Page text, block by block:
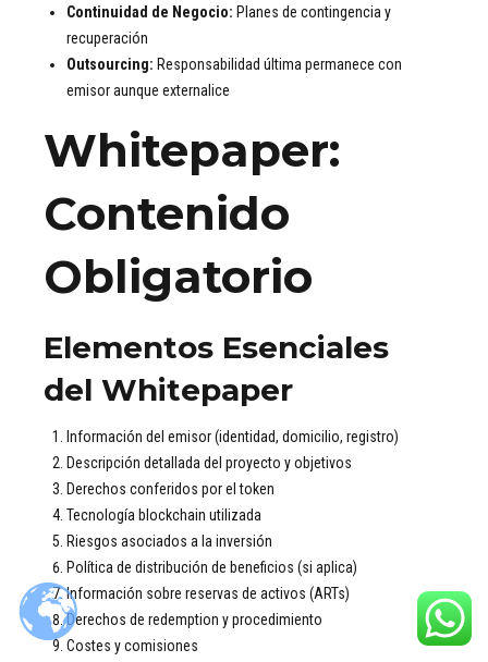
Continuidad de Negocio: Planes de contingencia y
recuperación
Outsourcing: Responsabilidad última permanece con
emisor aunque externalice
Whitepaper:
Contenido
Obligatorio
Elementos Esenciales
del Whitepaper
Información del emisor (identidad, domicilio, registro)
Descripción detallada del proyecto y objetivos
Derechos conferidos por el token
Tecnología blockchain utilizada
Riesgos asociados a la inversión
Política de distribución de beneficios (si aplica)
Información sobre reservas de activos (ARTs)
Derechos de redemption y procedimiento
Costes y comisiones